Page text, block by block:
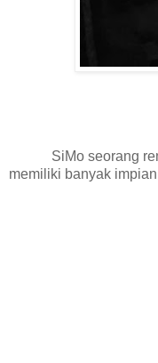
SiMo seorang
memiliki banyak